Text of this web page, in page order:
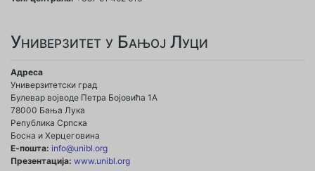
Универзитет у Бањој Луци
Адреса
Универзитетски град
Булевар војводе Петра Бојовића 1А
78000 Бања Лука
Република Српска
Босна и Херцеговина
Е-пошта: info@unibl.org
Презентација: www.unibl.org